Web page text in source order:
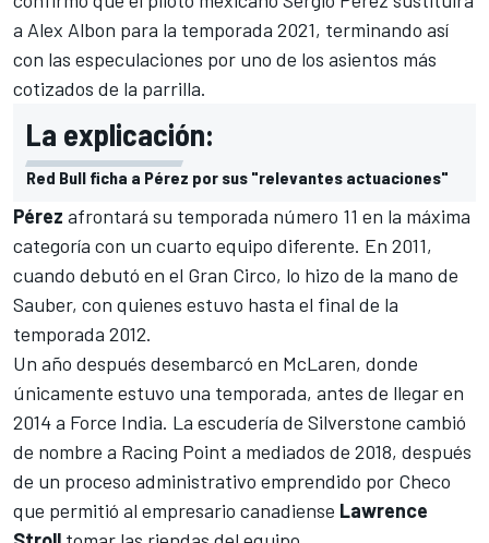
a Alex Albon para la temporada 2021, terminando así
con las especulaciones por uno de los asientos más
cotizados de la parrilla.
La explicación:
Red Bull ficha a Pérez por sus "relevantes actuaciones"
Pérez afrontará su temporada número 11 en la máxima
categoría con un cuarto equipo diferente. En 2011,
cuando debutó en el Gran Circo, lo hizo de la mano de
Sauber, con quienes estuvo hasta el final de la
temporada 2012.
Un año después desembarcó en McLaren, donde
únicamente estuvo una temporada, antes de llegar en
2014 a Force India. La escudería de Silverstone cambió
de nombre a Racing Point a mediados de 2018, después
de un proceso administrativo emprendido por Checo
que permitió al empresario canadiense Lawrence